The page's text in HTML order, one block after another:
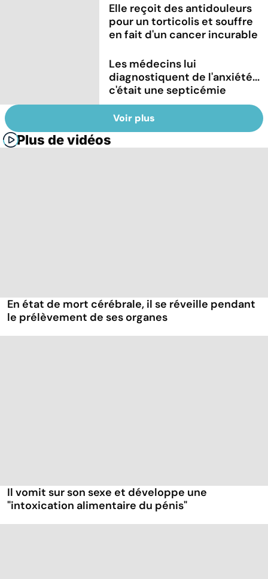
Elle reçoit des antidouleurs
pour un torticolis et souffre
en fait d'un cancer incurable
Les médecins lui
diagnostiquent de l'anxiété...
c'était une septicémie
Voir plus
Plus de vidéos
En état de mort cérébrale, il se réveille pendant
le prélèvement de ses organes
Il vomit sur son sexe et développe une
"intoxication alimentaire du pénis"